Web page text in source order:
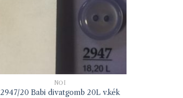
NŐI
2947/20 Babi divatgomb 20L v.kék